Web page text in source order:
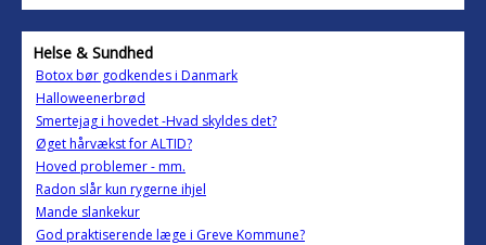
Helse & Sundhed
Botox bør godkendes i Danmark
Halloweenerbrød
Smertejag i hovedet -Hvad skyldes det?
Øget hårvækst for ALTID?
Hoved problemer - mm.
Radon slår kun rygerne ihjel
Mande slankekur
God praktiserende læge i Greve Kommune?